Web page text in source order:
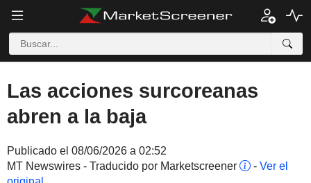
Las acciones surcoreanas
abren a la baja
Publicado el 08/06/2026 a 02:52
MT Newswires - Traducido por Marketscreener
- Ver el